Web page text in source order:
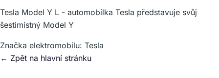
Tesla Model Y L - automobilka Tesla představuje svůj
šestimístný Model Y
Značka elektromobilu: Tesla
← Zpět na hlavní stránku